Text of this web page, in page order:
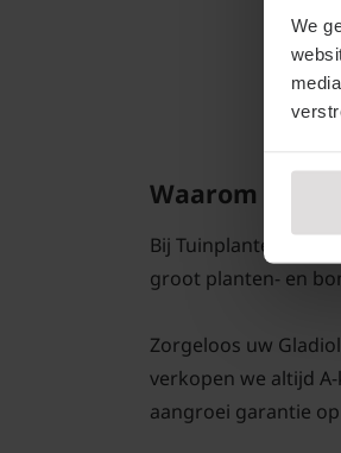
We
Waarom
Bij
groot planten- en
Zorgeloos uw
verkopen we altijd
aangroei garantie